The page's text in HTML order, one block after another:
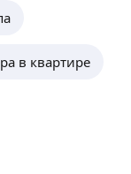
в квартире